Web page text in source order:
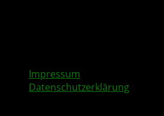
Impressum
Datenschutzerklärung